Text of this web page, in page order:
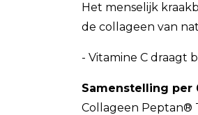
Het menselijk
de collageen van
- Vitamine C draagt
Samenstelling per
Collageen Peptan®